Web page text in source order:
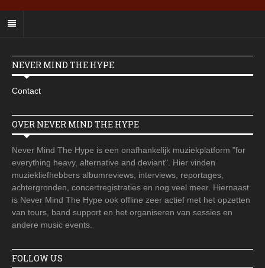
NEVER MIND THE HYPE
Contact
OVER NEVER MIND THE HYPE
Never Mind The Hype is een onafhankelijk muziekplatform "for
everything heavy, alternative and deviant". Hier vinden
muziekliefhebbers albumreviews, interviews, reportages,
achtergronden, concertregistraties en nog veel meer. Hiernaast
is Never Mind The Hype ook offline zeer actief met het opzetten
van tours, band support en het organiseren van sessies en
andere music events.
FOLLOW US